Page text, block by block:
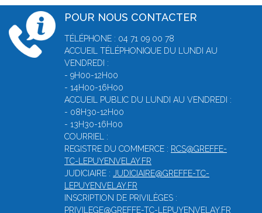
POUR NOUS CONTACTER
TÉLÉPHONE : 04 71 09 00 78
ACCUEIL TÉLÉPHONIQUE DU LUNDI AU
VENDREDI :
- 9H00-12H00
- 14H00-16H00
ACCUEIL PUBLIC DU LUNDI AU VENDREDI :
- 08H30-12H00
- 13H30-16H00
COURRIEL :
REGISTRE DU COMMERCE : RCS@GREFFE-
TC-LEPUYENVELAY.FR
JUDICIAIRE : JUDICIAIRE@GREFFE-TC-
LEPUYENVELAY.FR
INSCRIPTION DE PRIVILÈGES :
PRIVILEGE@GREFFE-TC-LEPUYENVELAY.FR